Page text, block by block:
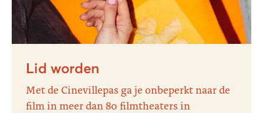
Lid worden
Met de Cinevillepas ga je onbeperkt naar de
film in meer dan 80 filmtheaters in